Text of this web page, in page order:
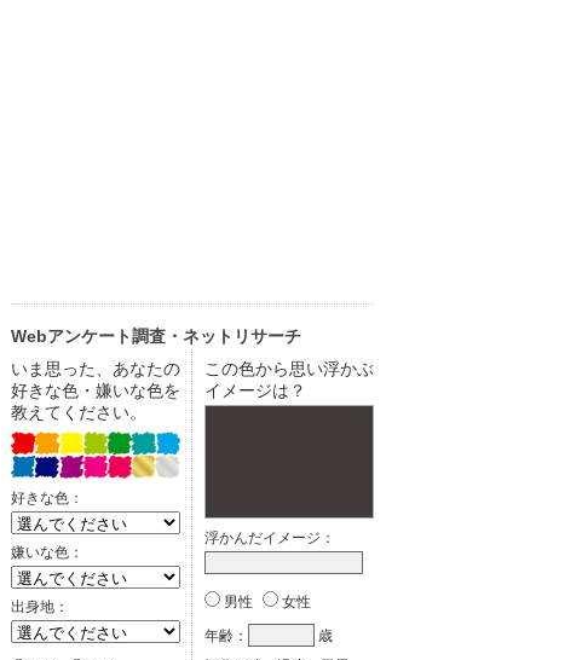
Webアンケート調査・ネットリサーチ